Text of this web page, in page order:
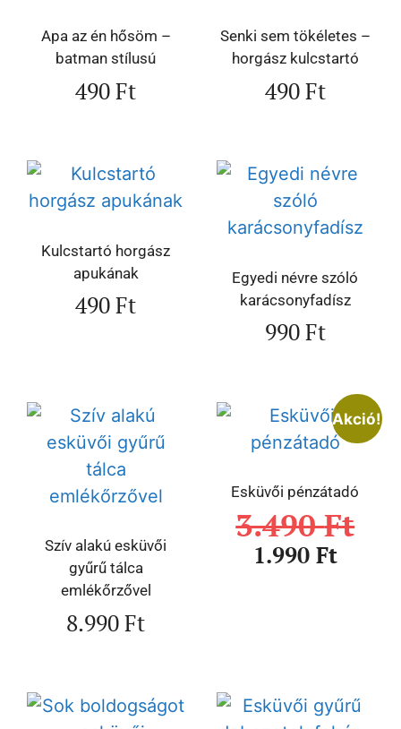
Apa az én hősöm –
batman stílusú
490Ft
Senki sem tökéletes –
horgász kulcstartó
490Ft
Kulcstartó horgász
apukának
490Ft
Egyedi névre szóló
karácsonyfadísz
990Ft
Szív alakú esküvői
gyűrű tálca
emlékőrzővel
8.990Ft
Akció!
Esküvői pénzátadó
3.490Ft
1.990 Ft